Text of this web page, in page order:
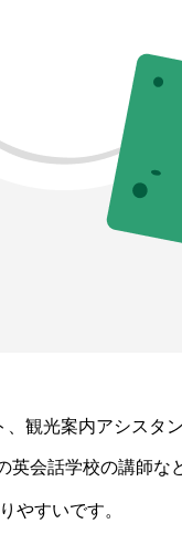
観光案内アシスタ
英会話学校の講師な
やすいです。